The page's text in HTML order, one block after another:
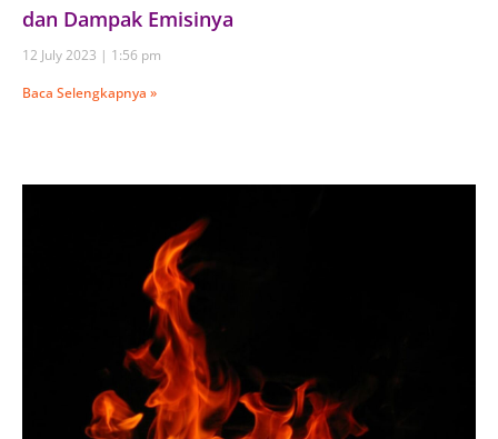
dan Dampak Emisinya
12 July 2023
1:56 pm
Baca Selengkapnya »